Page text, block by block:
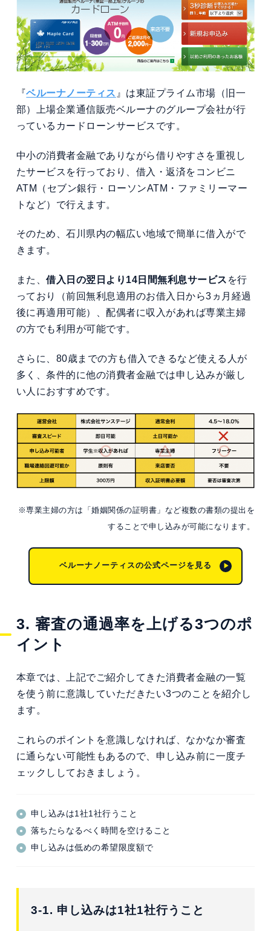
『ベルーナノーティス 』は東証プライム市場（旧一
部）上場企業通信販売ベルーナのグループ会社が行
っているカードローンサービスです。
中小の消費者金融でありながら借りやすさを重視し
たサービスを行っており、借入・返済をコンビニ
ATM（セブン銀行・ローソンATM・ファミリーマー
トなど）で行えます。
そのため、石川県内の幅広い地域で簡単に借入がで
きます。
また、借入日の翌日より14日間無利息サービス を行
っており（前回無利息適用のお借入日から3ヵ月経過
後に再適用可能）、配偶者に収入があれば専業主婦
の方でも利用が可能です。
さらに、80歳までの方も借入できるなど使える人が
多く、条件的に他の消費者金融では申し込みが厳し
い人におすすめです。
※専業主婦の方は「婚姻関係の証明書」など複数の書類の提出を
することで申し込みが可能になります。
ベルーナノーティスの公式ページを見る
3. 審査の通過率を上げる3つのポ
イント
本章では、上記でご紹介してきた消費者金融の一覧
を使う前に意識していただきたい3つのことを紹介し
ます。
これらのポイントを意識しなければ、なかなか審査
に通らない可能性もあるので、申し込み前に一度チ
ェックししておきましょう。
申し込みは1社1社行うこと
落ちたらなるべく時間を空けること
申し込みは低めの希望限度額で
3-1. 申し込みは1社1社行うこと